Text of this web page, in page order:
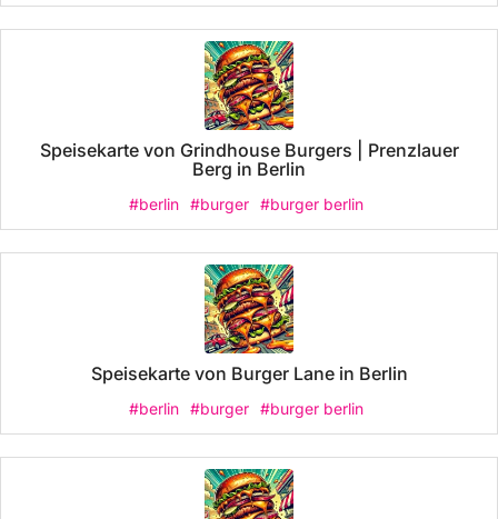
Speisekarte von Grindhouse Burgers | Prenzlauer
Berg in Berlin
#berlin #burger #burger berlin
Speisekarte von Burger Lane in Berlin
#berlin #burger #burger berlin